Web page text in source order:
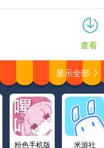
查看
显示全部
粉色手机版 米游社